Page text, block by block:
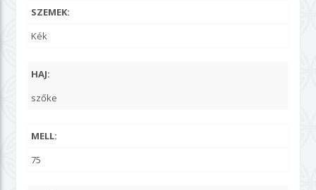
SZEMEK:
Kék
HAJ:
szőke
MELL:
75